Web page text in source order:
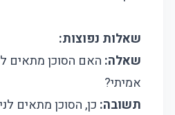
שאלות נפוצות:
שאלה: האם הסוכן מתאים
אמיתי?
תשובה: כן, הסוכן מתאים